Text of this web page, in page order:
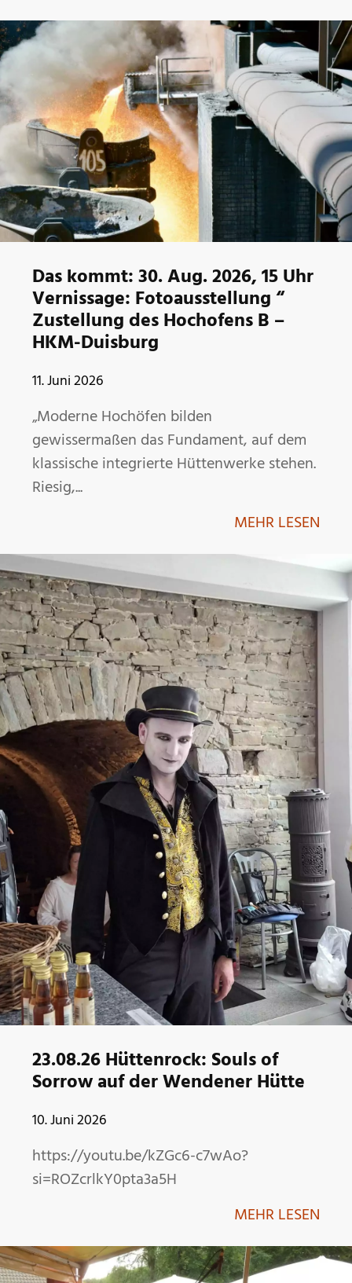
Das kommt: 30. Aug. 2026, 15 Uhr
Vernissage: Fotoausstellung “
Zustellung des Hochofens B –
HKM-Duisburg
11. Juni 2026
„Moderne Hochöfen bilden
gewissermaßen das Fundament, auf dem
klassische integrierte Hüttenwerke stehen.
Riesig,...
MEHR LESEN
23.08.26 Hüttenrock: Souls of
Sorrow auf der Wendener Hütte
10. Juni 2026
https://youtu.be/kZGc6-c7wAo?
si=ROZcrlkY0pta3a5H
MEHR LESEN